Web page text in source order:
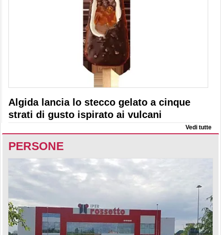
Algida lancia lo stecco gelato a cinque
strati di gusto ispirato ai vulcani
Vedi tutte
PERSONE